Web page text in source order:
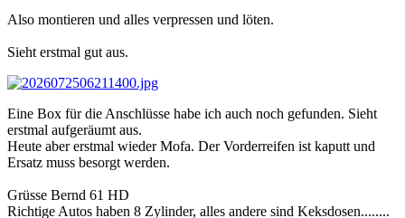
Also montieren und alles verpressen und löten.
Sieht erstmal gut aus.
Eine Box für die Anschlüsse habe ich auch noch gefunden. Sieht
erstmal aufgeräumt aus.
Heute aber erstmal wieder Mofa. Der Vorderreifen ist kaputt und
Ersatz muss besorgt werden.
Grüsse Bernd 61 HD
Richtige Autos haben 8 Zylinder, alles andere sind Keksdosen........